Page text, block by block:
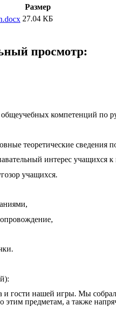
Размер
27.04 КБ
просмотр:
компетенций по
теоретические сведения
интерес учащихся
учащихся.
и гости нашей игры. Мы
этим предметам, а также